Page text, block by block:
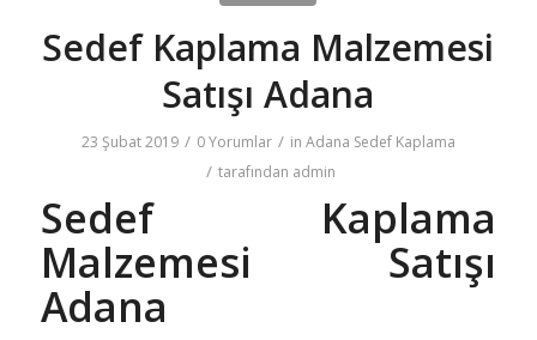
Sedef Kaplama Malzemesi
Satışı Adana
23 Şubat 2019 / 0 Yorumlar / in Adana Sedef Kaplama
/ tarafından admin
Sedef Kaplama
Malzemesi Satışı
Adana